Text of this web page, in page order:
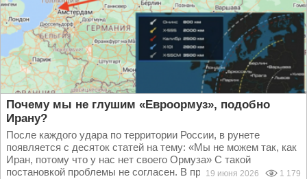
Почему мы не глушим «Евроормуз», подобно
Ирану?
После каждого удара по территории России, в рунете
появляется с десяток статей на тему: «Мы не можем так, как
Иран, потому что у нас нет своего Ормуза» С такой
постановкой проблемы не согласен. В пределах...
19 июня 2026 1 179